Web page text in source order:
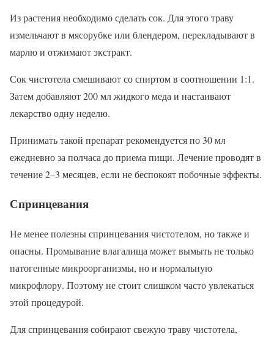
Из растения необходимо сделать сок. Для этого траву
измельчают в мясорубке или блендером, перекладывают в
марлю и отжимают экстракт.
Сок чистотела смешивают со спиртом в соотношении 1:1.
Затем добавляют 200 мл жидкого меда и настаивают
лекарство одну неделю.
Принимать такой препарат рекомендуется по 30 мл
ежедневно за полчаса до приема пищи. Лечение проводят в
течение 2–3 месяцев, если не беспокоят побочные эффекты.
Спринцевания
Не менее полезны спринцевания чистотелом, но также и
опасны. Промывание влагалища может вымыть не только
патогенные микроорганизмы, но и нормальную
микрофлору. Поэтому не стоит слишком часто увлекаться
этой процедурой.
Для спринцевания собирают свежую траву чистотела,